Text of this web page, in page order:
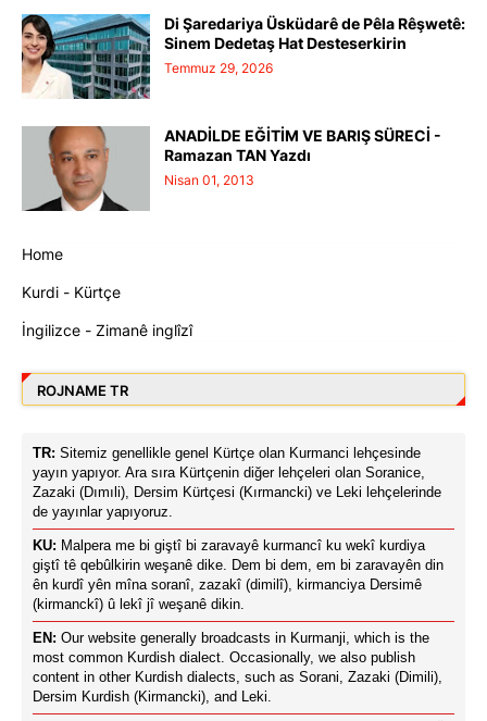
Di Şaredariya Üsküdarê de Pêla Rêşwetê:
Sinem Dedetaş Hat Desteserkirin
Temmuz 29, 2026
ANADİLDE EĞİTİM VE BARIŞ SÜRECİ -
Ramazan TAN Yazdı
Nisan 01, 2013
Home
Kurdi - Kürtçe
İngilizce - Zimanê inglîzî
ROJNAME TR
TR: Sitemiz genellikle genel Kürtçe olan Kurmanci lehçesinde
yayın yapıyor. Ara sıra Kürtçenin diğer lehçeleri olan Soranice,
Zazaki (Dımıli), Dersim Kürtçesi (Kırmancki) ve Leki lehçelerinde
de yayınlar yapıyoruz.
KU: Malpera me bi giştî bi zaravayê kurmancî ku wekî kurdiya
giştî tê qebûlkirin weşanê dike. Dem bi dem, em bi zaravayên din
ên kurdî yên mîna soranî, zazakî (dimilî), kirmanciya Dersimê
(kirmanckî) û lekî jî weşanê dikin.
EN: Our website generally broadcasts in Kurmanji, which is the
most common Kurdish dialect. Occasionally, we also publish
content in other Kurdish dialects, such as Sorani, Zazaki (Dimili),
Dersim Kurdish (Kirmancki), and Leki.